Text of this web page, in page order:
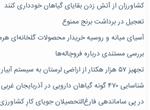
کشاورزان از آتش زدن بقایای گیاهان خودداری کنند
تعجیل در برداشت برنج ممنوع
آسیای میانه و روسیه خریدار محصولات گلخانه‌ای
بررسی مستندی درباره فروچاله‌ها
تجهیز ۵۷ هزار هکتار از اراضی لرستان به سیستم آبیاری نوین
شناسایی ۴۷٠ گونه گیاهان دارویی در آذربایجان غربی
در پی ساماندهی فارغ‌التحصیلان جویای کارِ